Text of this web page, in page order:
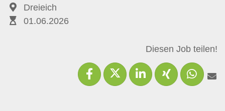
Dreieich
01.06.2026
Diesen Job teilen!